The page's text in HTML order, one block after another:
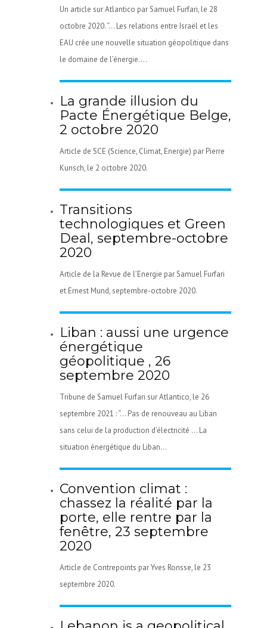
Un article sur Atlantico par Samuel Furfari, le 28
octobre 2020. “… Les relations entre Israël et les
EAU crée une nouvelle situation géopolitique dans
le domaine de l’énergie....
La grande illusion du
Pacte Énergétique Belge,
2 octobre 2020
Article de SCE (Science, Climat, Energie) par Pierre
Kunsch, le 2 octobre 2020.
Transitions
technologiques et Green
Deal, septembre-octobre
2020
Article de la Revue de l’Energie par Samuel Furfari
et Ernest Mund, septembre-octobre 2020.
Liban : aussi une urgence
énergétique
géopolitique , 26
septembre 2020
Tribune de Samuel Furfari sur Atlantico, le 26
septembre 2021 : “… Pas de renouveau au Liban
sans celui de la production d’électricité … La
situation énergétique du Liban...
Convention climat :
chassez la réalité par la
porte, elle rentre par la
fenêtre, 23 septembre
2020
Article de Contrepoints par Yves Ronsse, le 23
septembre 2020.